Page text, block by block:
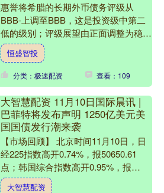
惠誉将希腊的长期外币债务评级从
BBB-上调至BBB，这是投资级中第二
低的级别；评级展望由正面调整为稳
定。 评论与背景 债务稳步下降：我们
预测，继2024年下降1....
恒盛智投
分类：极速配资 查看：109
大智慧配资 11月10日国际晨讯 |
巴菲特将发布声明 1250亿美元美
国国债发行潮来袭
【市场回顾】 北京时间11月10日，日
经225指数高开0.74%，报50650.61
点；韩国综合指数高开0.95%，报
3991.51点。 当地时间11月7日，美....
大智慧配资